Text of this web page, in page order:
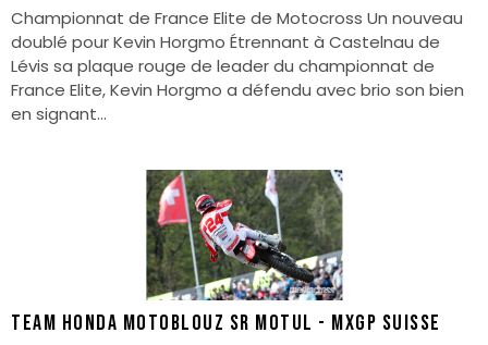
Championnat de France Elite de Motocross Un nouveau
doublé pour Kevin Horgmo Étrennant à Castelnau de
Lévis sa plaque rouge de leader du championnat de
France Elite, Kevin Horgmo a défendu avec brio son bien
en signant...
TEAM HONDA MOTOBLOUZ SR MOTUL - MXGP SUISSE